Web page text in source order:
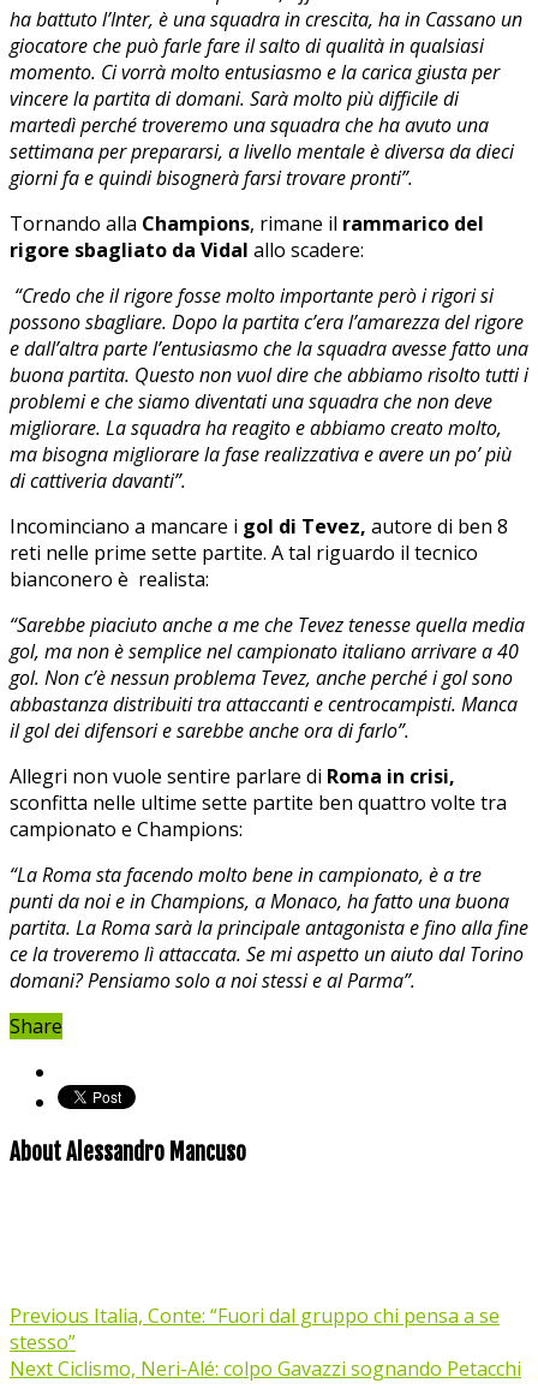
ha battuto l’Inter, è una squadra in crescita, ha in Cassano un
giocatore che può farle fare il salto di qualità in qualsiasi
momento. Ci vorrà molto entusiasmo e la carica giusta per
vincere la partita di domani. Sarà molto più difficile di
martedì perché troveremo una squadra che ha avuto una
settimana per prepararsi, a livello mentale è diversa da dieci
giorni fa e quindi bisognerà farsi trovare pronti”.
Tornando alla Champions, rimane il rammarico del
rigore sbagliato da Vidal allo scadere:
“Credo che il rigore fosse molto importante però i rigori si
possono sbagliare. Dopo la partita c’era l’amarezza del rigore
e dall’altra parte l’entusiasmo che la squadra avesse fatto una
buona partita. Questo non vuol dire che abbiamo risolto tutti i
problemi e che siamo diventati una squadra che non deve
migliorare. La squadra ha reagito e abbiamo creato molto,
ma bisogna migliorare la fase realizzativa e avere un po’ più
di cattiveria davanti”.
Incominciano a mancare i gol di Tevez, autore di ben 8
reti nelle prime sette partite. A tal riguardo il tecnico
bianconero è realista:
“Sarebbe piaciuto anche a me che Tevez tenesse quella media
gol, ma non è semplice nel campionato italiano arrivare a 40
gol. Non c’è nessun problema Tevez, anche perché i gol sono
abbastanza distribuiti tra attaccanti e centrocampisti. Manca
il gol dei difensori e sarebbe anche ora di farlo”.
Allegri non vuole sentire parlare di Roma in crisi,
sconfitta nelle ultime sette partite ben quattro volte tra
campionato e Champions:
“La Roma sta facendo molto bene in campionato, è a tre
punti da noi e in Champions, a Monaco, ha fatto una buona
partita. La Roma sarà la principale antagonista e fino alla fine
ce la troveremo lì attaccata. Se mi aspetto un aiuto dal Torino
domani? Pensiamo solo a noi stessi e al Parma”.
Share
About Alessandro Mancuso
Previous Italia, Conte: “Fuori dal gruppo chi pensa a se
stesso”
NextCiclismo, Neri-Alé: colpo Gavazzi sognando Petacchi